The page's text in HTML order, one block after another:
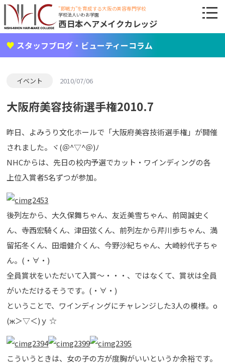
"即戦力"を育成する大阪の美容専門学校
学校法人いわお学園
西日本ヘアメイクカレッジ
スタッフブログ・ビューティーコラム
イベント 2010/07/06
大阪府美容技術選手権2010.7
昨日、よみうり文化ホールで「大阪府美容技術選手権」が開催
されました。ヾ(＠^▽^＠)ﾉ
NHCからは、先日の校内予選でカット・ワインディングの各
上位入賞者5名ずつが参加。
後列左から、大久保舞ちゃん、友近美雪ちゃん、前岡誠史く
ん、寺西宏騎くん、津田弦くん、前列左から芹川歩ちゃん、満
留拓冬くん、田畑健介くん、今野沙紀ちゃん、大崎紗代子ちゃ
ん。(・∀・)
全員賞状をいただいて入賞～・・・、ではなくて、賞状は全員
がいただけるそうです。(・∀・)
ということで、ワインディングにチャレンジした3人の模様。о
(ж＞▽＜)ｙ ☆
こういうときは、女の子の方が度胸がいいというか余裕です。